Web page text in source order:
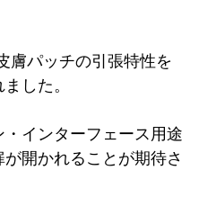
膚パッチの引張特性を
した。
インターフェース用途
開かれることが期待さ